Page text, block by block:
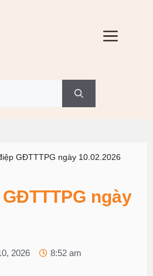
GĐTTTPG ngày 10.02.2026
ngày
2026
8:52 am